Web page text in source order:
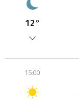
12°
15:00